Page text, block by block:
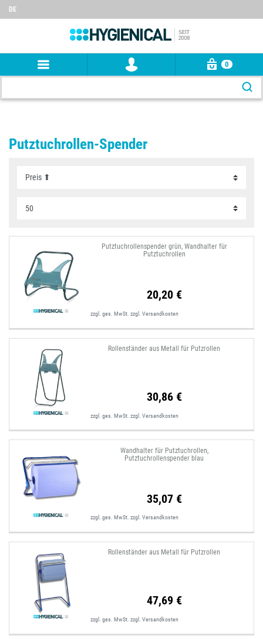
DE
0
Putztuchrollen-Spender
Putztuchrollenspender grün, Wandhalter für
Putztuchrollen
20,20 €
zzgl. ges. MwSt. zzgl.Versandkosten
Rollenständer aus Metall für Putzrollen
30,86 €
zzgl. ges. MwSt. zzgl.Versandkosten
Wandhalter für Putztuchrollen,
Putztuchrollenspender blau
35,07 €
zzgl. ges. MwSt. zzgl.Versandkosten
Rollenständer aus Metall für Putzrollen
47,69 €
zzgl. ges. MwSt. zzgl.Versandkosten